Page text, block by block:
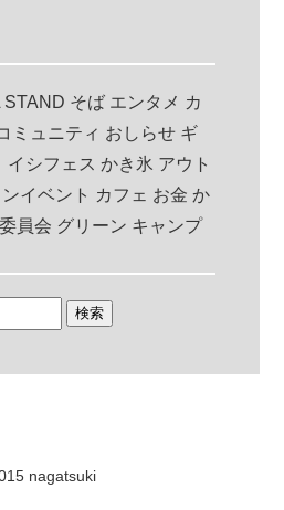
STAND そば エンタメ カ
ミュニティ おしらせ ギ
イシフェス かき氷 アウト
イベント カフェ お金 か
員会 グリーン キャンプ
nagatsuki